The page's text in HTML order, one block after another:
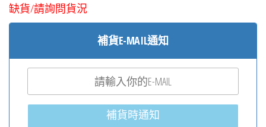
缺貨/請詢問貨況
補貨E-MAIL通知
補貨時通知